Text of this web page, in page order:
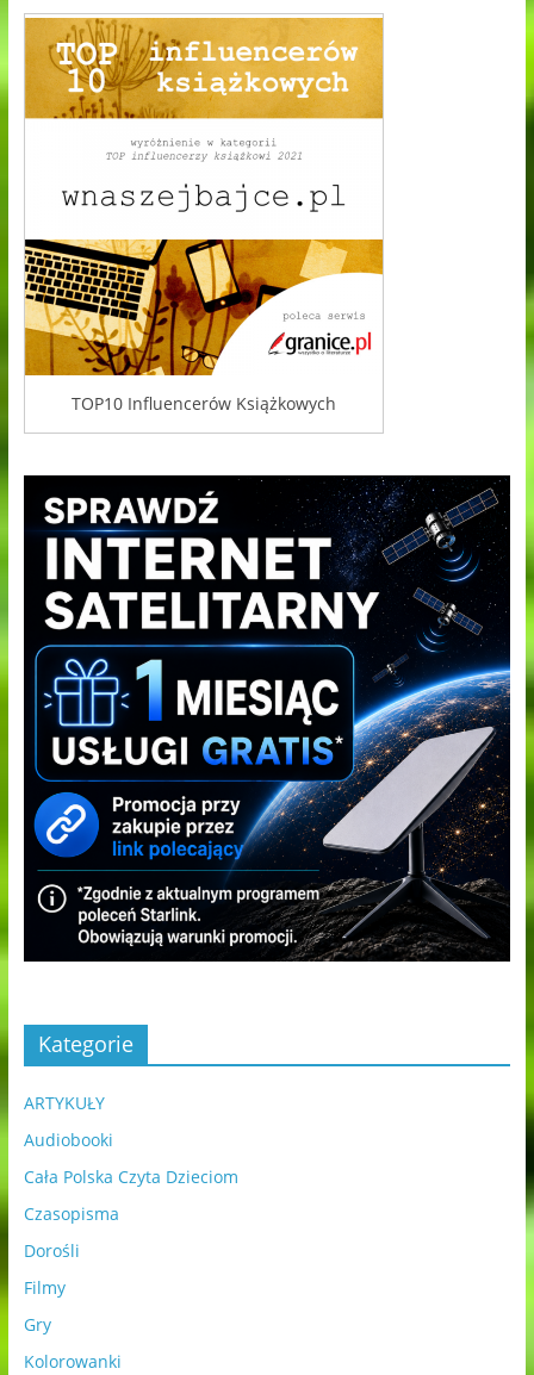
TOP10 Influencerów Książkowych
Kategorie
ARTYKUŁY
Audiobooki
Cała Polska Czyta Dzieciom
Czasopisma
Dorośli
Filmy
Gry
Kolorowanki